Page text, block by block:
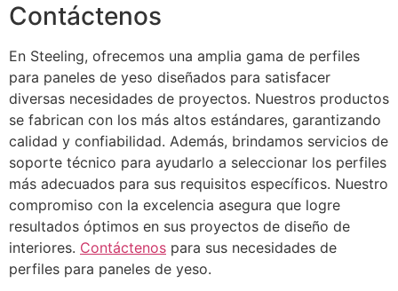
Contáctenos
En Steeling, ofrecemos una amplia gama de perfiles
para paneles de yeso diseñados para satisfacer
diversas necesidades de proyectos. Nuestros productos
se fabrican con los más altos estándares, garantizando
calidad y confiabilidad. Además, brindamos servicios de
soporte técnico para ayudarlo a seleccionar los perfiles
más adecuados para sus requisitos específicos. Nuestro
compromiso con la excelencia asegura que logre
resultados óptimos en sus proyectos de diseño de
interiores. Contáctenos para sus necesidades de
perfiles para paneles de yeso.